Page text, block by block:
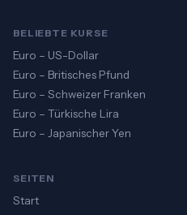
BELIEBTE KURSE
Euro – US-Dollar
Euro – Britisches Pfund
Euro – Schweizer Franken
Euro – Türkische Lira
Euro – Japanischer Yen
SEITEN
Start